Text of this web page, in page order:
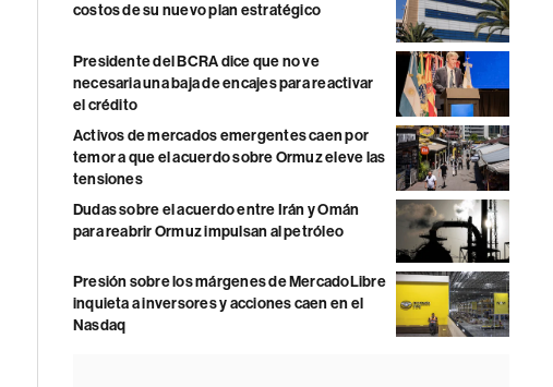
costos de su nuevo plan estratégico
Presidente del BCRA dice que no ve
necesaria una baja de encajes para reactivar
el crédito
Activos de mercados emergentes caen por
temor a que el acuerdo sobre Ormuz eleve las
tensiones
Dudas sobre el acuerdo entre Irán y Omán
para reabrir Ormuz impulsan al petróleo
Presión sobre los márgenes de MercadoLibre
inquieta a inversores y acciones caen en el
Nasdaq